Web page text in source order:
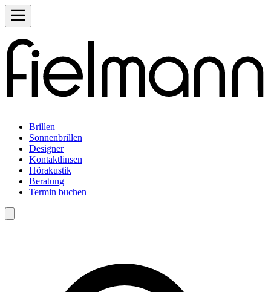
Brillen
Sonnenbrillen
Designer
Kontaktlinsen
Hörakustik
Beratung
Termin buchen